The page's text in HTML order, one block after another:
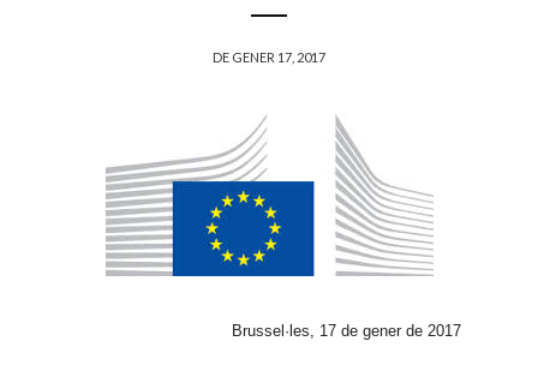
DE GENER 17, 2017
Brussel·les, 17 de gener de 2017